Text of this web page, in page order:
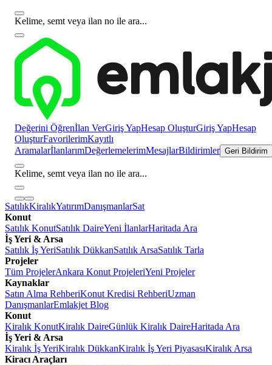
Kelime, semt veya ilan no ile ara...
Değerini Öğrenİlan VerGiriş YapHesap OluşturGiriş YapHesap
OluşturFavorilerimKayıtlı
AramalarİlanlarımDeğerlemelerimMesajlarBildirimler Geri Bildirim
Kelime, semt veya ilan no ile ara...
SatılıkKiralıkYatırımDanışmanlarSat
Konut
Satılık KonutSatılık DaireYeni İlanlarHaritada Ara
İş Yeri & Arsa
Satılık İş YeriSatılık DükkanSatılık ArsaSatılık Tarla
Projeler
Tüm ProjelerAnkara Konut ProjeleriYeni Projeler
Kaynaklar
Satın Alma RehberiKonut Kredisi RehberiUzman
DanışmanlarEmlakjet Blog
Konut
Kiralık KonutKiralık DaireGünlük Kiralık DaireHaritada Ara
İş Yeri & Arsa
Kiralık İş YeriKiralık DükkanKiralık İş Yeri PiyasasıKiralık Arsa
Kiracı Araçları